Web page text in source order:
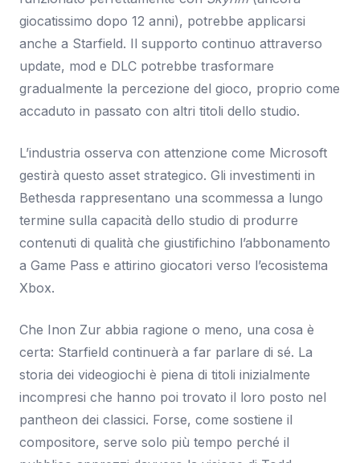
giocatissimo dopo 12 anni), potrebbe applicarsi
anche a Starfield. Il supporto continuo attraverso
update, mod e DLC potrebbe trasformare
gradualmente la percezione del gioco, proprio come
accaduto in passato con altri titoli dello studio.
L’industria osserva con attenzione come Microsoft
gestirà questo asset strategico. Gli investimenti in
Bethesda rappresentano una scommessa a lungo
termine sulla capacità dello studio di produrre
contenuti di qualità che giustifichino l’abbonamento
a Game Pass e attirino giocatori verso l’ecosistema
Xbox.
Che Inon Zur abbia ragione o meno, una cosa è
certa: Starfield continuerà a far parlare di sé. La
storia dei videogiochi è piena di titoli inizialmente
incompresi che hanno poi trovato il loro posto nel
pantheon dei classici. Forse, come sostiene il
compositore, serve solo più tempo perché il